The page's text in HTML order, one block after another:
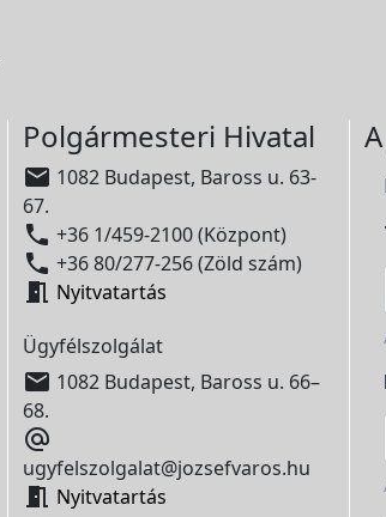
Polgármesteri Hivatal
 1082 Budapest, Baross u. 63-
67.
 +36 1/459-2100 (Központ)
 +36 80/277-256 (Zöld szám)
 Nyitvatartás
Ügyfélszolgálat
 1082 Budapest, Baross u. 66–
68.

ugyfelszolgalat@jozsefvaros.hu
 Nyitvatartás